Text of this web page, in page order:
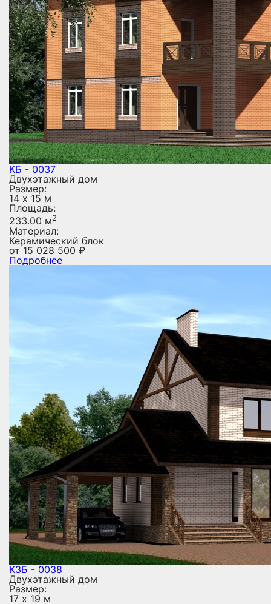
КБ - 0037
Двухэтажный дом
Размер:
14 х 15 м
Площадь:
233.00 м2
Материал:
Керамический блок
от15 028 500 ₽
Подробнее
КЗБ - 0038
Двухэтажный дом
Размер:
17 х 19 м